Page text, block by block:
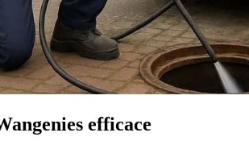
efficace